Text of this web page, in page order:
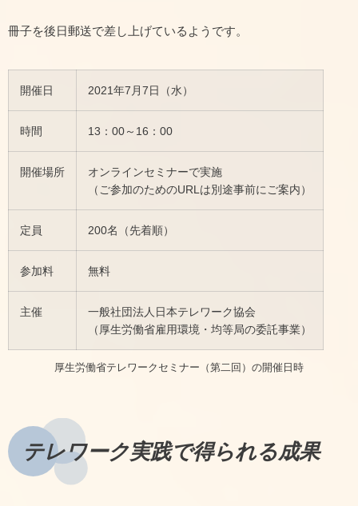
冊子を後日郵送で差し上げているようです。
開催日 2021年7月7日（水）
時間 13：00～16：00
開催場所
オンラインセミナーで実施
（ご参加のためのURLは別途事前にご案内）
定員 200名（先着順）
参加料 無料
主催
一般社団法人日本テレワーク協会
（厚生労働省雇用環境・均等局の委託事業）
厚生労働省テレワークセミナー（第二回）の開催日時
テレワーク実践で得られる成果